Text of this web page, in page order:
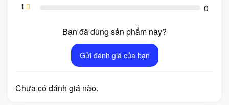
1 0
Bạn đã dùng sản phẩm này?
Gửi đánh giá của bạn
Chưa có đánh giá nào.